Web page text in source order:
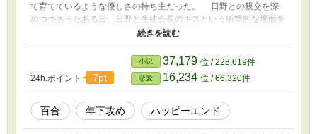
て育てているような優しさの持ち主だった。 日野との親交を深
めつつあったある日、日野と生徒会長のキスという衝撃的な場面を
目撃したことで、木杉は自分の恋心を自覚する。 苦悩の末に、
彼女が下した決断とは――。
24h.ポイント 7pt
小説 37,179 位 / 228,619件
恋愛 16,234 位 / 66,320件
百合 年下攻め ハッピーエンド